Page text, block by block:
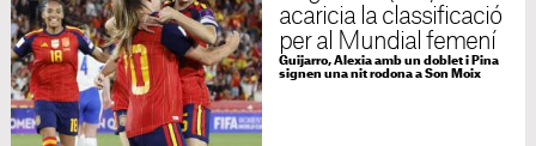
acaricia la classificació
per al Mundial femení
Guijarro, Alexia amb un doblet i Pina
signen una nit rodona a Son Moix